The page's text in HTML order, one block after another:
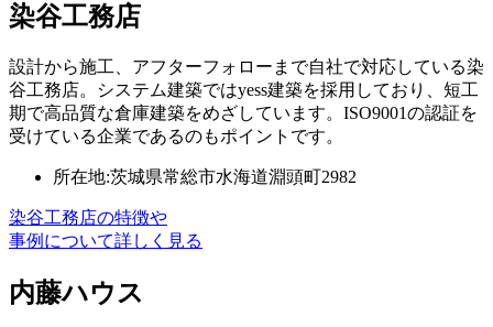
染谷工務店
設計から施工、アフターフォローまで自社で対応している染
谷工務店。システム建築ではyess建築を採用しており、短工
期で高品質な倉庫建築をめざしています。ISO9001の認証を
受けている企業であるのもポイントです。
所在地:茨城県常総市水海道淵頭町2982
染谷工務店の特徴や
事例について詳しく見る
内藤ハウス